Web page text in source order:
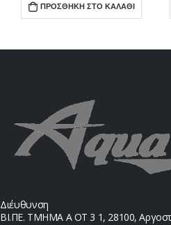
ΠΡΟΣΘΉΚΗ ΣΤΟ ΚΑΛΆΘΙ
Διέυθυνση
ΒΙ.ΠΕ. ΤΜΗΜΑ Α ΟΤ 3 1, 28100,